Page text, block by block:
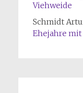
Viehweide
Schmidt
Ehejahre